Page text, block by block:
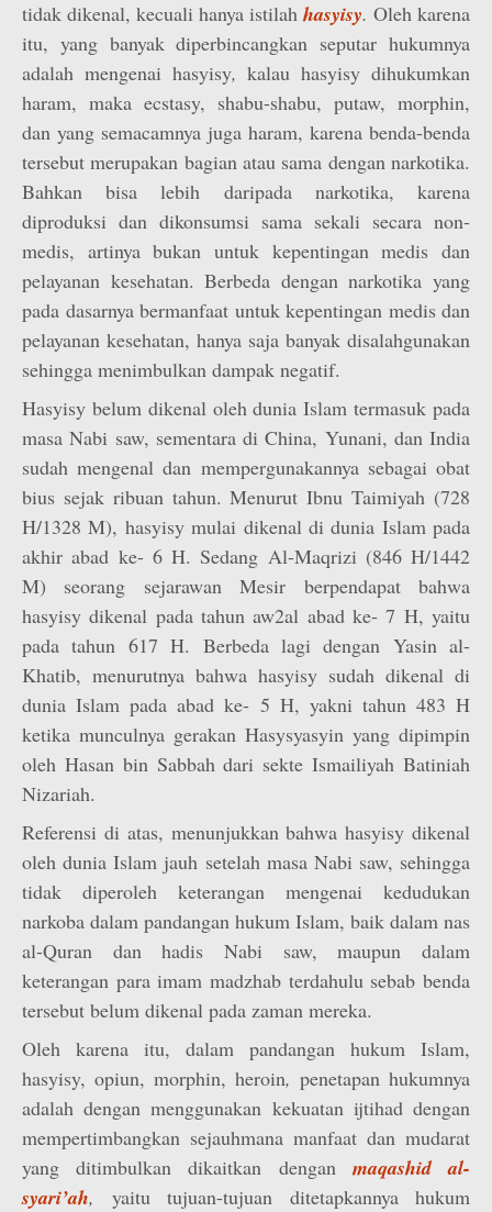
tidak dikenal, kecuali hanya istilah hasyisy. Oleh karena
itu, yang banyak diperbincangkan seputar hukumnya
adalah mengenai hasyisy,kalau hasyisy dihukumkan
haram, maka ecstasy, shabu-shabu, putaw, morphin,
dan yang semacamnya juga haram, karena benda-benda
tersebut merupakan bagian atau sama dengan narkotika.
Bahkan bisa lebih daripada narkotika, karena
diproduksi dan dikonsumsi sama sekali secara non-
medis, artinya bukan untuk kepentingan medis dan
pelayanan kesehatan. Berbeda dengan narkotika yang
pada dasarnya bermanfaat untuk kepentingan medis dan
pelayanan kesehatan, hanya saja banyak disalahgunakan
sehingga menimbulkan dampak negatif.
Hasyisy belum dikenal oleh dunia Islam termasuk pada
masa Nabi saw, sementara di China, Yunani, dan India
sudah mengenal dan mempergunakannya sebagai obat
bius sejak ribuan tahun. Menurut Ibnu Taimiyah (728
H/1328 M), hasyisy mulai dikenal di dunia Islam pada
akhir abad ke- 6 H. Sedang Al-Maqrizi (846 H/1442
M) seorang sejarawan Mesir berpendapat bahwa
hasyisy dikenal pada tahun aw2al abad ke- 7 H, yaitu
pada tahun 617 H. Berbeda lagi dengan Yasin al-
Khatib, menurutnya bahwa hasyisy sudah dikenal di
dunia Islam pada abad ke- 5 H, yakni tahun 483 H
ketika munculnya gerakan Hasysyasyin yang dipimpin
oleh Hasan bin Sabbah dari sekte Ismailiyah Batiniah
Nizariah.
Referensi di atas, menunjukkan bahwa hasyisy dikenal
oleh dunia Islam jauh setelah masa Nabi saw, sehingga
tidak diperoleh keterangan mengenai kedudukan
narkoba dalam pandangan hukum Islam, baik dalam nas
al-Quran dan hadis Nabi saw, maupun dalam
keterangan para imam madzhab terdahulu sebab benda
tersebut belum dikenal pada zaman mereka.
Oleh karena itu, dalam pandangan hukum Islam,
hasyisy, opiun, morphin, heroin, penetapan hukumnya
adalah dengan menggunakan kekuatan ijtihad dengan
mempertimbangkan sejauhmana manfaat dan mudarat
yang ditimbulkan dikaitkan dengan maqashid al-
syari’ah, yaitu tujuan-tujuan ditetapkannya hukum